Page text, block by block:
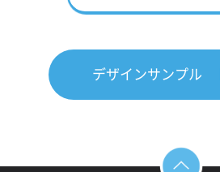
デザインサンプル